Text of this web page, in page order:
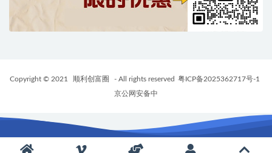
Copyright © 2021 顺利创富圈 - All rights reserved 粤ICP备2025362717号-1
京公网安备中